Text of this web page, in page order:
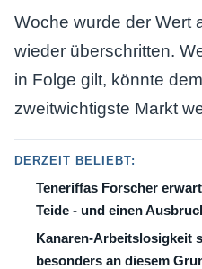
Woche wurde der Wert
wieder überschritten.
in Folge gilt, könnte
zweitwichtigste Markt
DERZEIT BELIEBT:
Teneriffas Forscher
Teide - und einen
Kanaren-Arbeitslosigkeit
besonders an diesem